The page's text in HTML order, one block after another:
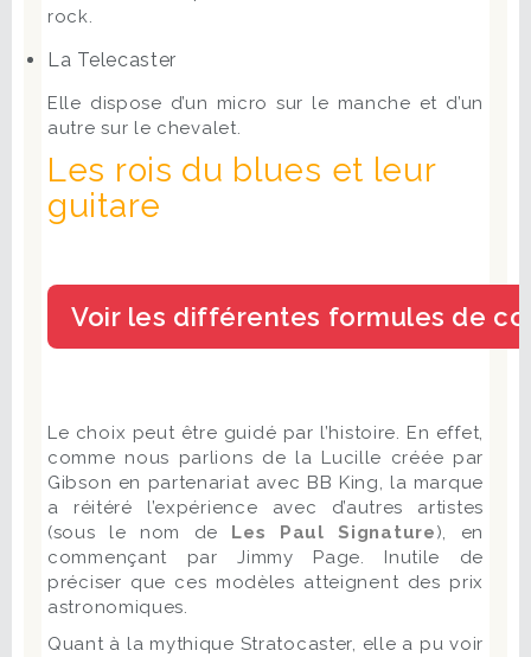
rock.
La Telecaster
Elle dispose d’un micro sur le manche et d’un
autre sur le chevalet.
Les rois du blues et leur
guitare
Le choix peut être guidé par l’histoire. En effet,
comme nous parlions de la Lucille créée par
Gibson en partenariat avec BB King, la marque
a réitéré l’expérience avec d’autres artistes
(sous le nom de
Les Paul Signature), en
commençant par Jimmy Page. Inutile de
préciser que ces modèles atteignent des prix
astronomiques.
Quant à la mythique Stratocaster, elle a pu voir